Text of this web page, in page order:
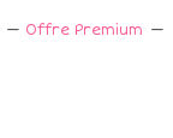
Offre Premium